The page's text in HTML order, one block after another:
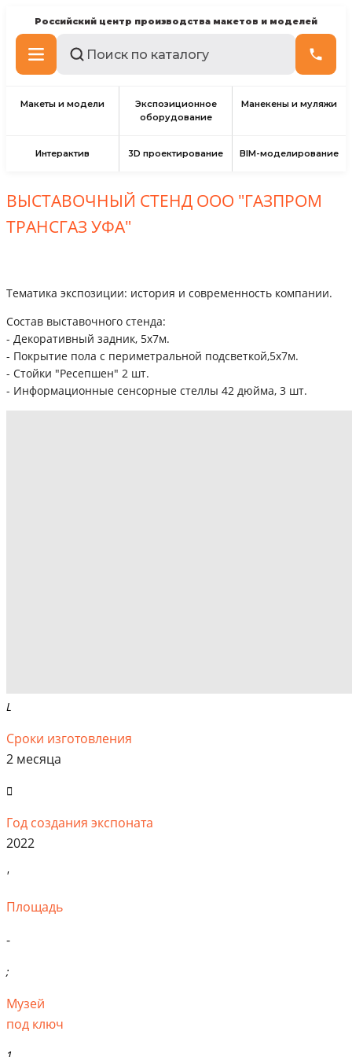
Российский центр производства макетов и моделей
Макеты и модели
Экспозиционное
оборудование
Манекены и муляжи
Интерактив 3D проектирование BIM-моделирование
ВЫСТАВОЧНЫЙ СТЕНД ООО "ГАЗПРОМ
ТРАНСГАЗ УФА"
Тематика экспозиции: история и современность компании.
Состав выставочного стенда:
- Декоративный задник, 5х7м.
- Покрытие пола с периметральной подсветкой,5х7м.
- Стойки "Ресепшен" 2 шт.
- Информационные сенсорные стеллы 42 дюйма, 3 шт.
Сроки изготовления
2 месяца
Год создания экспоната
2022
Площадь
-
Музей
под ключ